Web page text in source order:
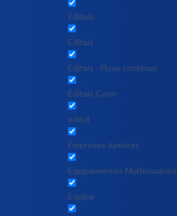
Editais
Editais
Editais - Fluxo contínuo
Editais Corin
edital
Empresas Juniores
Equipamentos Multiusuários
Equipe